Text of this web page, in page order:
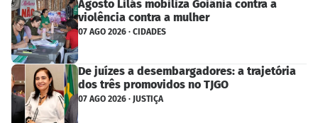
Agosto Lilás mobiliza Goiânia contra a
violência contra a mulher
07 AGO 2026 · CIDADES
De juízes a desembargadores: a trajetória
dos três promovidos no TJGO
07 AGO 2026 · JUSTIÇA